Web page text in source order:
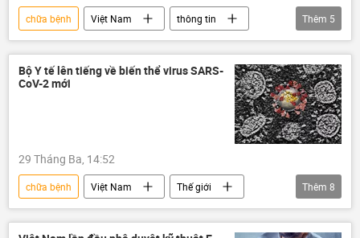
chữa bệnh Việt Nam
thông tin
bệnh viện
bệnh nhân
bệnh
Bệnh viện Việt Đức
BV Bạch Mai
Thêm 5
Bộ Y tế lên tiếng về biến thể virus SARS-
CoV-2 mới
29 Tháng Ba, 14:52
chữa bệnh Việt Nam
Thế giới
Chính trị
y tế
Bộ Y Tế Việt Nam
WHO
Covid-19 tại Việt Nam
Thêm 8